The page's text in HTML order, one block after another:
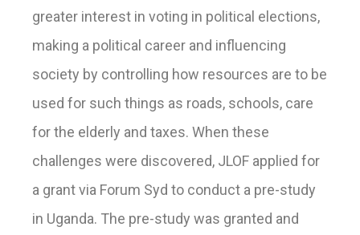
greater interest in voting in political elections,
making a political career and influencing
society by controlling how resources are to be
used for such things as roads, schools, care
for the elderly and taxes. When these
challenges were discovered, JLOF applied for
a grant via Forum Syd to conduct a pre-study
in Uganda. The pre-study was granted and